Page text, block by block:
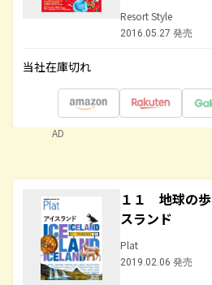
Resort Style
2016.05.27 発売
当社在庫切れ
AD
１１ 地球の
スランド
Plat
2019.02.06 発売